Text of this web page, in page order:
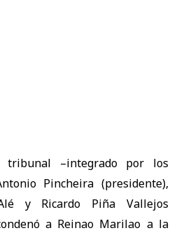
–integrado por los
Pincheira (presidente),
y Ricardo Piña Vallejos
a Reinao Marilao a la